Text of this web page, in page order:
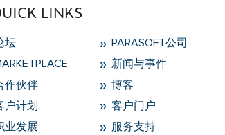
LINKS
坛
PARASOFT公司
新闻与事件
作伙伴
博客
户计划
客户门户
业发展
服务支持